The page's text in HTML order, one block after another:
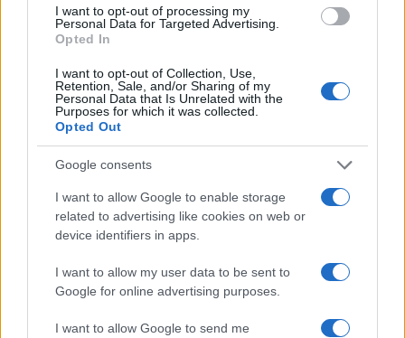
I want to opt-out of processing my
Personal Data for Targeted Advertising.
Opted In
I want to opt-out of Collection, Use,
Retention, Sale, and/or Sharing of my
Personal Data that Is Unrelated with the
Purposes for which it was collected.
Opted Out
Google consents
I want to allow Google to enable storage
related to advertising like cookies on web or
device identifiers in apps.
I want to allow my user data to be sent to
Google for online advertising purposes.
I want to allow Google to send me
šminkom i frizurom, vodeći računa da konačan
izgled ostane elegantan i nenametljiv.